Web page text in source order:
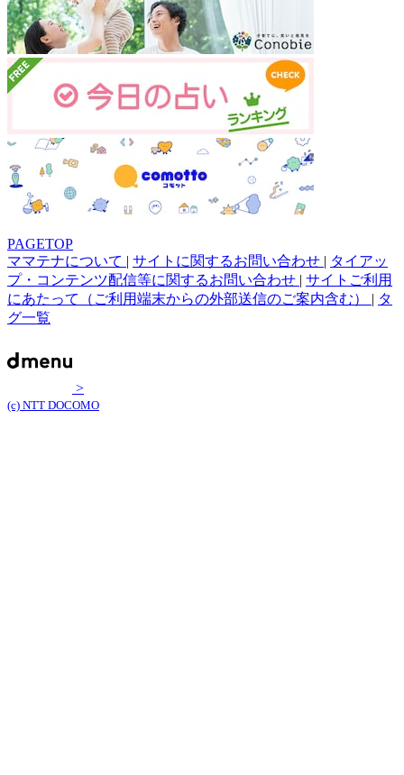
PAGETOP
ママテナについて | サイトに関するお問い合わせ | タイアッ
プ・コンテンツ配信等に関するお問い合わせ | サイトご利用
にあたって（ご利用端末からの外部送信のご案内含む） | タ
グ一覧
>
(c) NTT DOCOMO